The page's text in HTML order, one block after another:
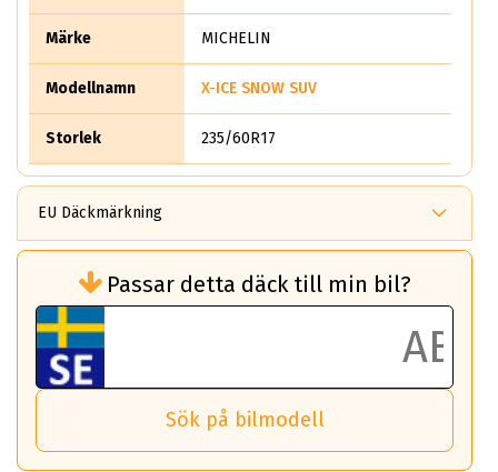
Märke MICHELIN
Modellnamn X-ICE SNOW SUV
Storlek 235/60R17
EU Däckmärkning
bränsleförbrukningen)
Det ska vara en betygsskala från klass A
till G för rullmotstånd.
Ett klass A däck kommer ha 6,5% bättre
bränsleförbrukning än ett klass G däck.
Det betyder att om man kör 10,000 km,
så sparar man 50 liter bränsle med ett
Passar detta däck till min bil?
Sök på bilmodell